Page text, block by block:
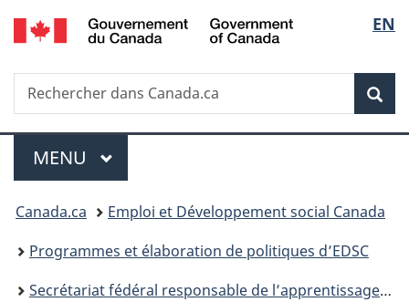
Passer
au
principal
Passer
à
Au
du
Passer
à
version
simplifiée
de
la
EN
Recherche
Rechercher
dans
Menu
MENU PRINCIPAL
Vous
êtes
ici :
Canada.ca
Emploi et Développement social Canada
Programmes et élaboration de politiques d’EDSC
Secrétariat fédéral responsable de l’apprentissage et de la garde des jeunes enfants